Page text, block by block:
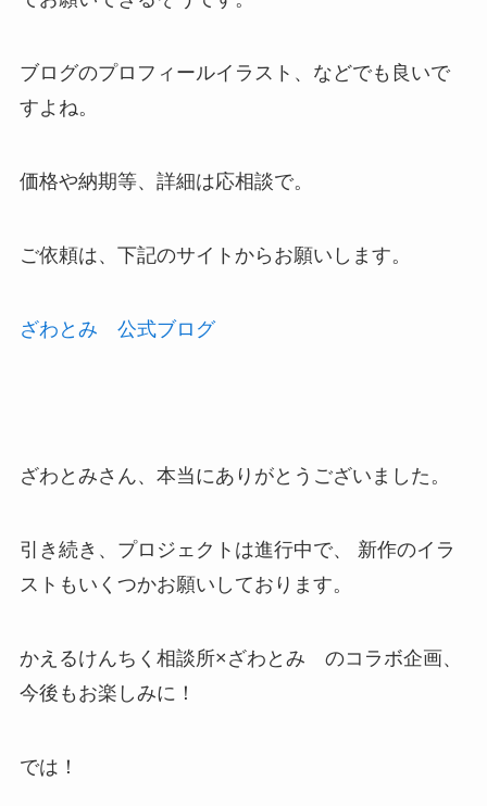
ブログのプロフィールイラスト、などでも良いで
すよね。
価格や納期等、詳細は応相談で。
ご依頼は、下記のサイトからお願いします。
ざわとみ 公式ブログ
ざわとみさん、本当にありがとうございました。
引き続き、プロジェクトは進行中で、 新作のイラ
ストもいくつかお願いしております。
かえるけんちく相談所×ざわとみ のコラボ企画、
今後もお楽しみに！
では！